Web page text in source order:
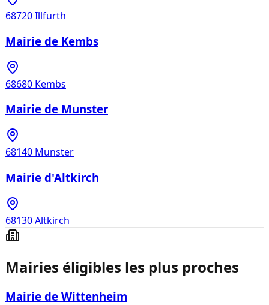
68720Illfurth
Mairie de Kembs
68680 Kembs
Mairie de Munster
68140 Munster
Mairie d'Altkirch
68130Altkirch
Mairies éligibles les plus proches
Mairie de Wittenheim